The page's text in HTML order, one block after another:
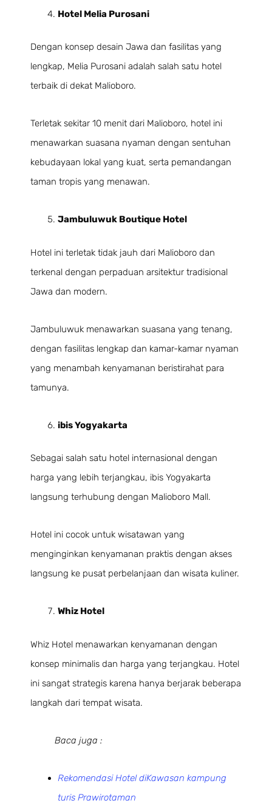
Hotel Melia Purosani
Dengan konsep desain Jawa dan fasilitas yang
lengkap, Melia Purosani adalah salah satu hotel
terbaik di dekat Malioboro.
Terletak sekitar 10 menit dari Malioboro, hotel ini
menawarkan suasana nyaman dengan sentuhan
kebudayaan lokal yang kuat, serta pemandangan
taman tropis yang menawan.
Jambuluwuk Boutique Hotel
Hotel ini terletak tidak jauh dari Malioboro dan
terkenal dengan perpaduan arsitektur tradisional
Jawa dan modern.
Jambuluwuk menawarkan suasana yang tenang,
dengan fasilitas lengkap dan kamar-kamar nyaman
yang menambah kenyamanan beristirahat para
tamunya.
ibis Yogyakarta
Sebagai salah satu hotel internasional dengan
harga yang lebih terjangkau, ibis Yogyakarta
langsung terhubung dengan Malioboro Mall.
Hotel ini cocok untuk wisatawan yang
menginginkan kenyamanan praktis dengan akses
langsung ke pusat perbelanjaan dan wisata kuliner.
Whiz Hotel
Whiz Hotel menawarkan kenyamanan dengan
konsep minimalis dan harga yang terjangkau. Hotel
ini sangat strategis karena hanya berjarak beberapa
langkah dari tempat wisata.
Baca juga :
Rekomendasi Hotel diKawasan kampung
turis Prawirotaman